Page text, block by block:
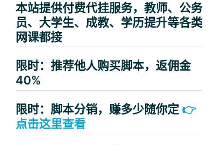
本站提供付费代挂服务，教师、公务
员、大学生、成教、学历提升等各类
网课都接
限时：推荐他人购买脚本，返佣金
40%
限时：脚本分销，赚多少随你定 👉
点击这里查看